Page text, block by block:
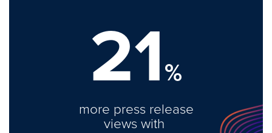
21%
more press release
views with